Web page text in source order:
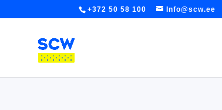
+372 50 58 100 Info@scw.ee